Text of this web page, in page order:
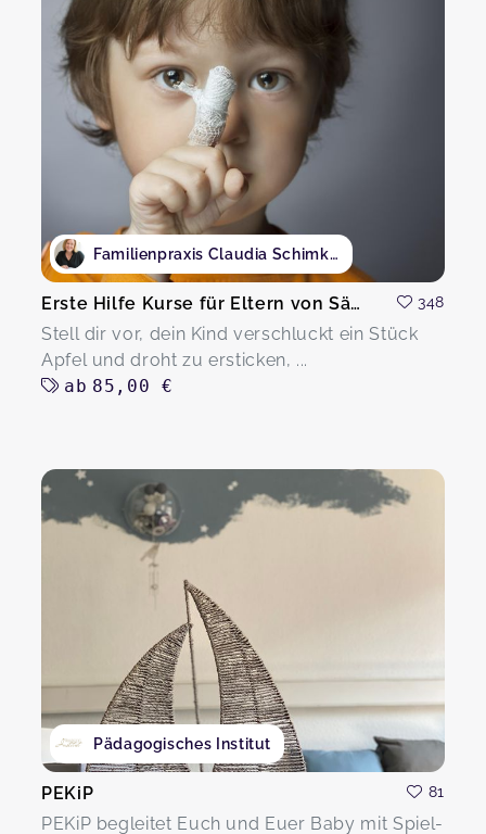
Familienpraxis Claudia Schimkat
Erste Hilfe Kurse für Eltern von Säuglingen und Kindern 348
Stell dir vor, dein Kind verschluckt ein Stück
Apfel und droht zu ersticken, ...
ab 85,00 €
Pädagogisches Institut
PEKiP 81
PEKiP begleitet Euch und Euer Baby mit Spiel-